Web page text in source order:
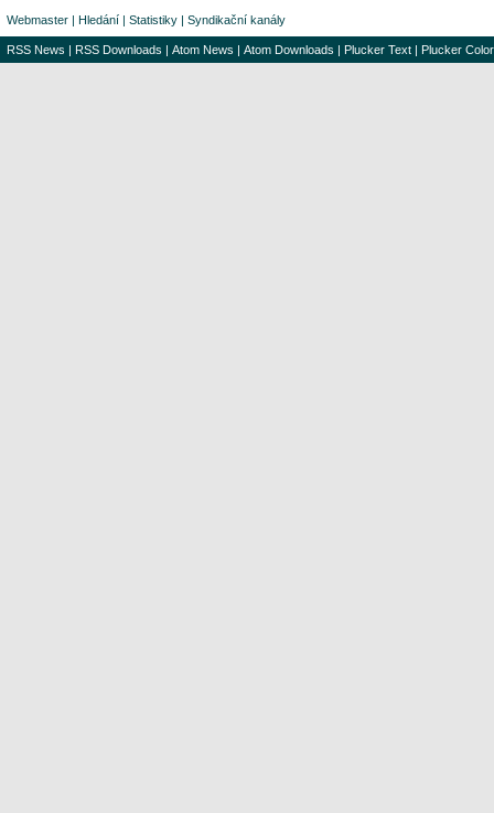
Webmaster | Hledání | Statistiky | Syndikační kanály
RSS News | RSS Downloads | Atom News | Atom Downloads | Plucker Text | Plucker Color